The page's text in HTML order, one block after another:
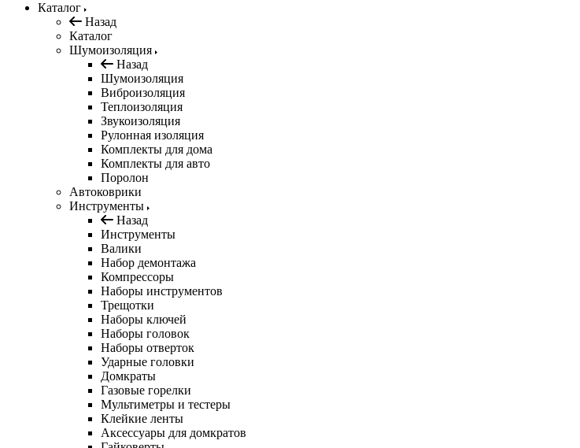
Каталог
Назад
Каталог
Шумоизоляция
Назад
Шумоизоляция
Виброизоляция
Теплоизоляция
Звукоизоляция
Рулонная изоляция
Комплекты для дома
Комплекты для авто
Поролон
Автоковрики
Инструменты
Назад
Инструменты
Валики
Набор демонтажа
Компрессоры
Наборы инструментов
Трещотки
Наборы ключей
Наборы головок
Наборы отверток
Ударные головки
Домкраты
Газовые горелки
Мультиметры и тестеры
Клейкие ленты
Аксессуары для домкратов